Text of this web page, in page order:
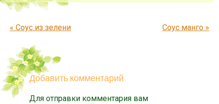
Запись навигация
« Соус из зелени Соус манго »
Добавить комментарий
Для отправки комментария вам